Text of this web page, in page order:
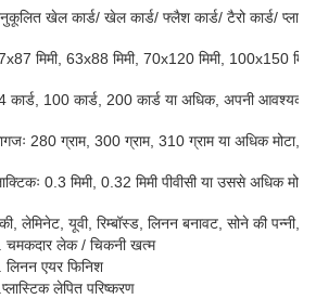
खेल कार्ड/ खेल कार्ड/ फ्लैश कार्ड/ टैरो कार्ड/
मिमी, 63x88 मिमी, 70x120 मिमी, 100x150
कार्ड, 100 कार्ड, 200 कार्ड या अधिक, अपनी
280 ग्राम, 300 ग्राम, 310 ग्राम या अधिक मोटा,
0.3 मिमी, 0.32 मिमी पीवीसी या उससे अधिक मोटी
लेमिनेट, यूवी, रिम्बॉस्ड, लिनन बनावट, सोने की पन्नी,
चमकदार लेक / चिकनी खत्म
लिनन एयर फिनिश
लेपित परिष्करण